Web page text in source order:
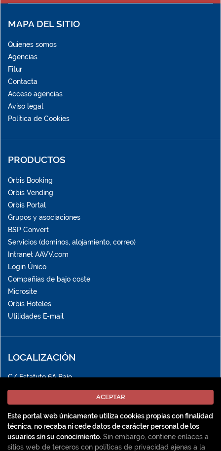
MAPA DEL SITIO
Quienes somos
Agencias
Fitur
Contacta
Acceso agencias
Aviso legal
Política de Cookies
PRODUCTOS
Orbis Booking
Orbis Vending
Orbis Portal
Grupos y asociaciones
BSP Convert
Servicios (dominos, alojamiento, correo)
Intranet AAVV.com
Login Único
Compañías de bajo coste
Microsite
Orbis Hoteles
Utilidades E-mail
LOCALIZACIÓN
C/ Estatuto 6A Bajo
Localizar oficina
Este portal web únicamente utiliza cookies propias con finalidad
técnica, no recaba ni cede datos de carácter personal de los
usuarios sin su conocimiento. Sin embargo, contiene enlaces a
sitios web de terceros con políticas de privacidad ajenas a la